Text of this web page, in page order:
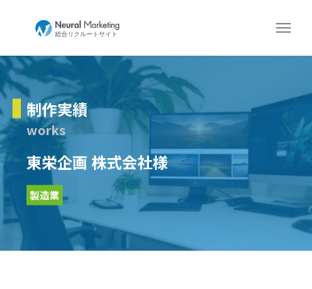
制作実績
works
東栄企画 株式会社様
製造業